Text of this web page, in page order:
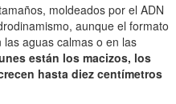
moldeados por el ADN
aunque el formato
aguas calmas o en las
están los macizos, los
hasta diez centímetros